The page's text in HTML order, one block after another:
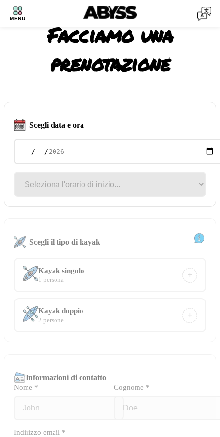
MENU
Facciamo una
prenotazione
Scegli data e ora
Scegli il tipo di kayak
Kayak singolo
1 persona +
Kayak doppio
2 persone +
Informazioni di contatto
Nome * Cognome *
Indirizzo email *